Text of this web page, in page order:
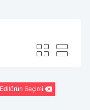
Editörün Seçimi